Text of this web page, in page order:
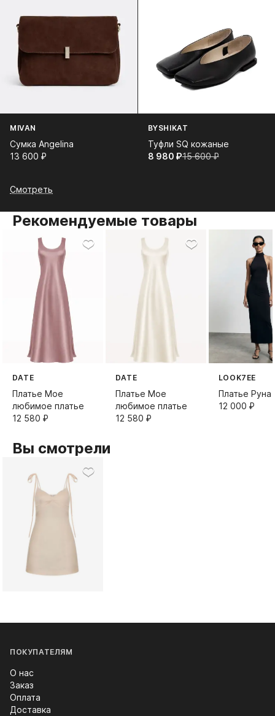
MIVAN
Сумка Angelina
13 600⁠ ⁠₽
BYSHIKAT
Туфли SQ кожаные
8 980⁠ ⁠₽15 600⁠ ⁠₽
Смотреть
Рекомендуемые товары
DATE
Платье Мое
любимое платье
12 580⁠ ⁠₽
DATE
Платье Мое
любимое платье
12 580⁠ ⁠₽
LOOK7EE
Платье Руна
12 000⁠ ⁠₽
Вы смотрели
ПОКУПАТЕЛЯМ
О нас
Заказ
Оплата
Доставка